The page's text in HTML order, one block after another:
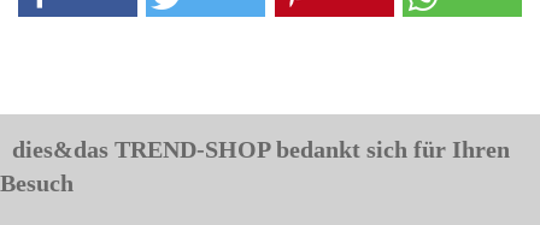
dies&das TREND-SHOP bedankt sich für Ihren
Besuch